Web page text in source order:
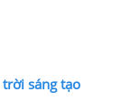
trời sáng tạo